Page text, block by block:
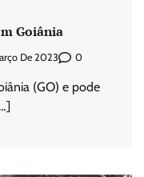
Goiânia
De 2023 0
(GO) e pode